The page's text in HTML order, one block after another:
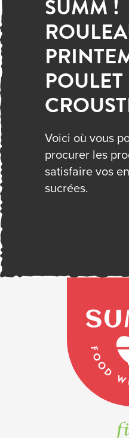
SUMM !
POULET
Voici où vous
procurer les
satisfaire vos
sucrées.